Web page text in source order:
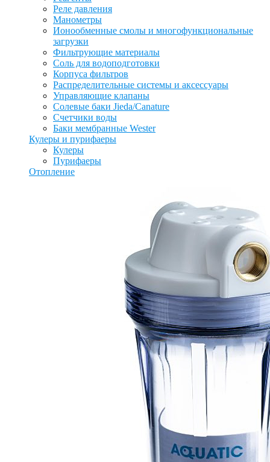
Реле давления
Манометры
Ионообменные смолы и многофункциональные
загрузки
Фильтрующие материалы
Соль для водоподготовки
Корпуса фильтров
Распределительные системы и аксессуары
Управляющие клапаны
Солевые баки Jieda/Canature
Счетчики воды
Баки мембранные Wester
Кулеры и пурифаеры
Кулеры
Пурифаеры
Отопление